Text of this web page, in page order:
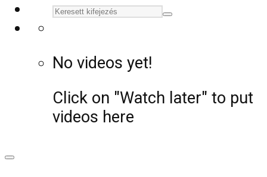
No videos yet!
Click on "Watch later" to put
videos here